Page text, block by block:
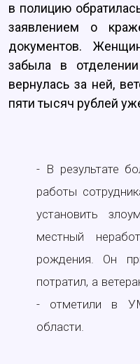
в полицию
заявлением о
документов.
забыла в
вернулась за ней,
пяти тысяч рублей
- В результате
работы
установить
местный
рождения. Он
потратил, а
- отметили в
области.